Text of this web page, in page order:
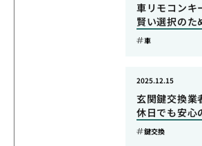
車リモコンキ
賢い選択のた
車
玄関鍵交換業
休日でも安心
2025.12.15
鍵交換